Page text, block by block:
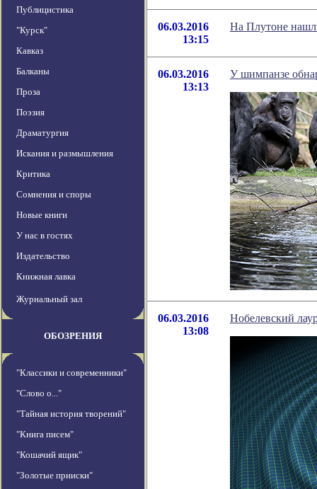
Публицистика
"Курск"
Кавказ
Балканы
Проза
Поэзия
Драматургия
Искания и размышления
Критика
Сомнения и споры
Новые книги
У нас в гостях
Издательство
Книжная лавка
Журнальный зал
ОБОЗРЕНИЯ
"Классики и современники"
"Слово о..."
"Тайная история творений"
"Книга писем"
"Кошачий ящик"
"Золотые прииски"
06.03.2016
13:15
На Плутоне
06.03.2016
13:13
У шимпанзе
06.03.2016
13:08
Нобелевский